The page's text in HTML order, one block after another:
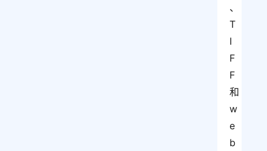
、
T
I
F
F
和
w
e
b